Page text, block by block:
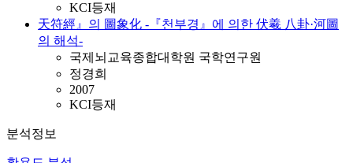
KCI등재
天符經』의 圖象化 -『천부경』에 의한 伏羲 八卦·河圖
의 해석-
국제뇌교육종합대학원 국학연구원
정경희
2007
KCI등재
분석정보